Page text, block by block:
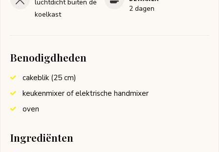
luchtdicht buiten de
koelkast
2 dagen
Benodigdheden
cakeblik (25 cm)
keukenmixer of elektrische handmixer
oven
Ingrediënten